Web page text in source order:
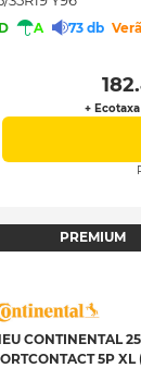
D A 73 db
+
PREMIUM
CONTINENTAL
5P